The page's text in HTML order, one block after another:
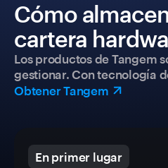
Cómo
cartera
Los productos de Tangem
gestionar. Con tecnología
Obtener Tangem
En primer lugar